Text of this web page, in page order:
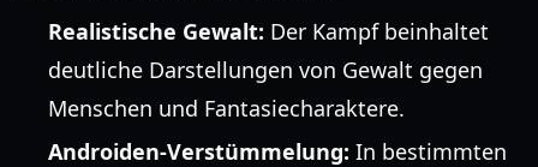
Realistische Gewalt: Der Kampf beinhaltet
deutliche Darstellungen von Gewalt gegen
Menschen und Fantasiecharaktere.
Androiden-Verstümmelung: In bestimmten